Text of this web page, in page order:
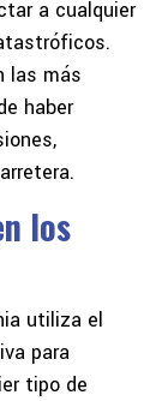
a cualquier
las más
haber
los
utiliza el
para
tipo de